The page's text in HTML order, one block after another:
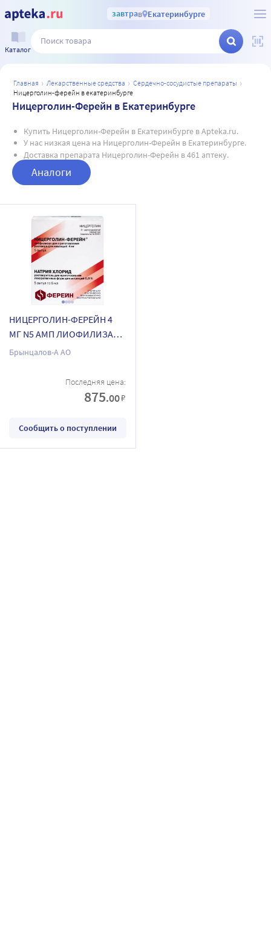
завтрав Екатеринбурге
Каталог
главная лекарственные средства
сердечно-сосудистые препараты
ницерголин-ферейн в екатеринбурге
Ницерголин-Ферейн в Екатеринбурге
Купить Ницерголин-Ферейн в Екатеринбурге в Apteka.ru.
У нас низкая цена на Ницерголин-Ферейн в Екатеринбурге.
Доставка препарата Ницерголин-Ферейн в 461 аптеку.
Аналоги
НИЦЕРГОЛИН-ФЕРЕЙН 4
МГ N5 АМП ЛИОФИЛИЗАТ
Д/Р-РА Д/ИН+РАСТ-ЛЬ
Брынцалов-А АО
Последняя цена:
875.00₽
Сообщить о поступлении